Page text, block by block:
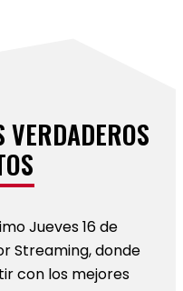
VERDADEROS
Jueves 16 de
Streaming, donde
con los mejores